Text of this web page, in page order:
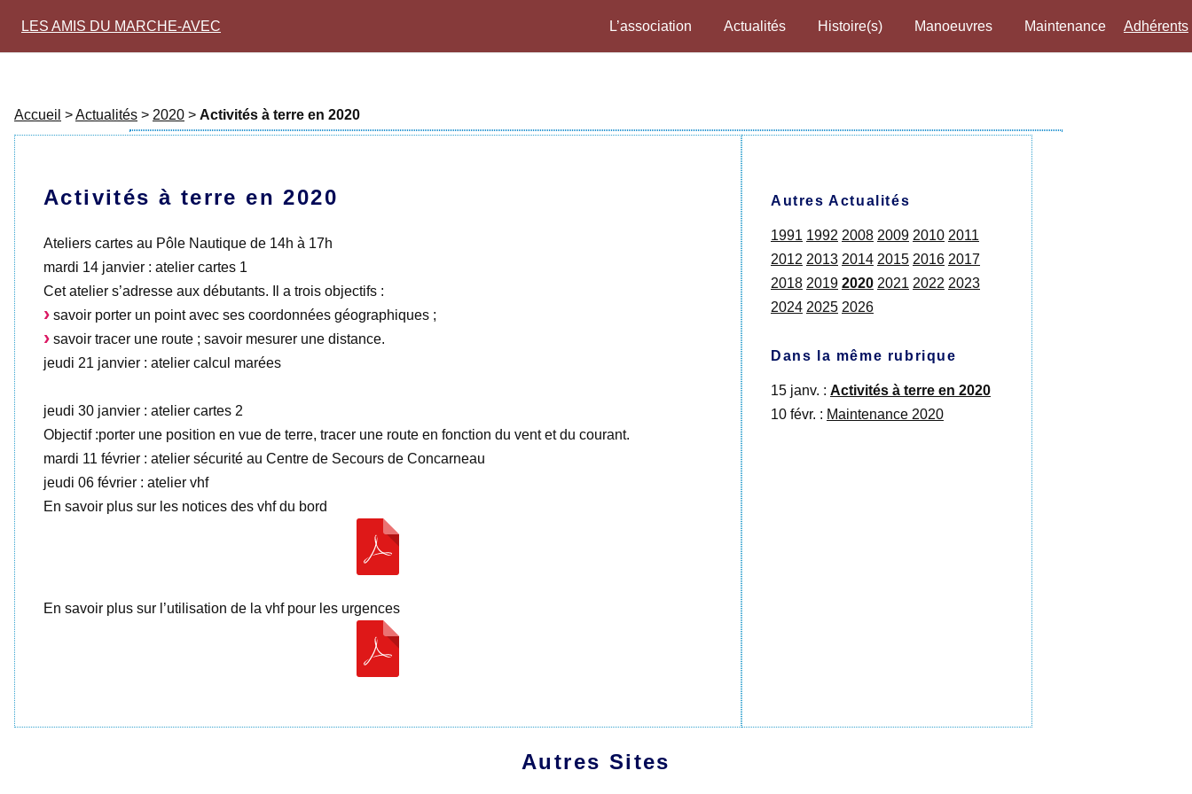
LES AMIS DU MARCHE-AVEC L’association Actualités Histoire(s) Manoeuvres Maintenance Adhérents
Accueil >Actualités > 2020 > Activités à terre en 2020
Activités à terre en 2020
Ateliers cartes au Pôle Nautique de 14h à 17h
mardi 14 janvier : atelier cartes 1
Cet atelier s’adresse aux débutants. Il a trois objectifs :
savoir porter un point avec ses coordonnées géographiques ;
savoir tracer une route ; savoir mesurer une distance.
jeudi 21 janvier : atelier calcul marées
jeudi 30 janvier : atelier cartes 2
Objectif :porter une position en vue de terre, tracer une route en fonction du vent et du courant.
mardi 11 février : atelier sécurité au Centre de Secours de Concarneau
jeudi 06 février : atelier vhf
En savoir plus sur les notices des vhf du bord
En savoir plus sur l’utilisation de la vhf pour les urgences
Autres Actualités
1991 1992 2008 2009 2010 2011
2012 2013 2014 2015 2016 2017
2018 2019 2020 2021 2022 2023
2024 2025 2026
Dans la même rubrique
15 janv. : Activités à terre en 2020
10 févr. : Maintenance 2020
Autres Sites